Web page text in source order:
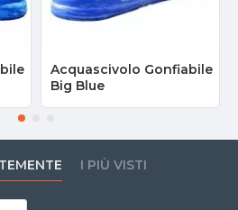
Acquascivolo Gonfiabile
Big Blue
I PIÙ VISTI